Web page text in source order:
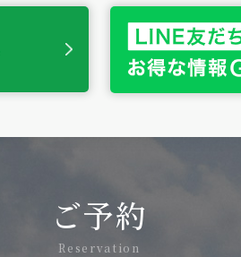
ご予約
Reservation